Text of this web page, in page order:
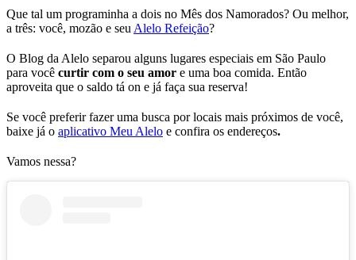
Que tal um programinha a dois no Mês dos Namorados? Ou melhor,
a três: você, mozão e seu Alelo Refeição?
O Blog da Alelo separou alguns lugares especiais em São Paulo
para você curtir com o seu amor e uma boa comida. Então
aproveita que o saldo tá on e já faça sua reserva!
Se você preferir fazer uma busca por locais mais próximos de você,
baixe já o aplicativo Meu Alelo e confira os endereços.
Vamos nessa?